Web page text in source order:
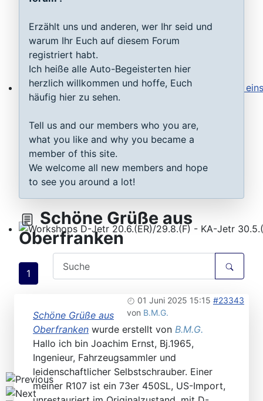
Saugrohrdruckfühler Typ 1-3: Testen, reparieren,
Workshops D-Jetr 20.6.(ER)/29.8.(F) - KA-Jetr
Erzählt uns und anderen, wer Ihr seid und
warum Ihr Euch auf diesem Forum
registriert habt.
Ich heiße alle Auto-Begeisterten hier
herzlich willkommen und hoffe, Euch
häufig hier zu sehen.
Tell us and our members who you are,
what you like and why you became a
member of this site.
We welcome all new members and hope
to see you around a lot!
Schöne Grüße aus
Oberfranken
1
01 Juni 2025 15:15 #23343
von B.M.G.
Schöne Grüße aus
Oberfranken wurde erstellt von B.M.G.
Hallo ich bin Joachim Ernst, Bj.1965,
Ingenieur, Fahrzeugsammler und
leidenschaftlicher Selbstschrauber. Einer
meiner R107 ist ein 73er 450SL, US-Import,